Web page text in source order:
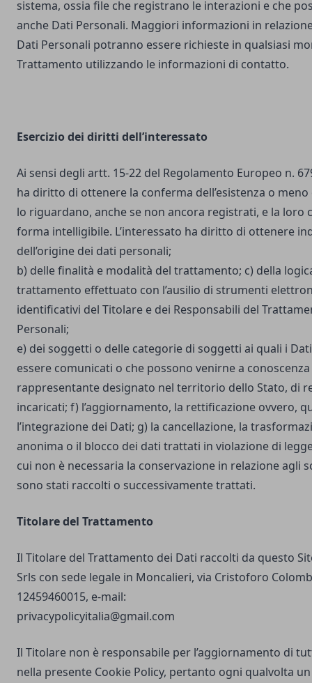
sistema, ossia file che registrano le interazioni e che
anche Dati Personali. Maggiori informazioni in
Dati Personali potranno essere richieste in qualsiasi
Trattamento utilizzando le informazioni di contatto.
Esercizio dei diritti dell’interessato
Ai sensi degli artt. 15-22 del Regolamento Europeo n.
ha diritto di ottenere la conferma dell’esistenza o
lo riguardano, anche se non ancora registrati, e la loro
forma intelligibile. L’interessato ha diritto di ottenere
dell’origine dei dati personali;
b) delle finalità e modalità del trattamento; c) della
trattamento effettuato con l’ausilio di strumenti
identificativi del Titolare e dei Responsabili del
Personali;
e) dei soggetti o delle categorie di soggetti ai quali i
essere comunicati o che possono venirne a
rappresentante designato nel territorio dello Stato, di
incaricati; f) l’aggiornamento, la rettificazione ovvero,
l’integrazione dei Dati; g) la cancellazione, la
anonima o il blocco dei dati trattati in violazione di
cui non è necessaria la conservazione in relazione agli
sono stati raccolti o successivamente trattati.
Titolare del Trattamento
Il Titolare del Trattamento dei Dati raccolti da questo
Srls con sede legale in Moncalieri, via Cristoforo
12459460015, e-mail:
privacypolicyitalia@gmail.com
Il Titolare non è responsabile per l’aggiornamento di
nella presente Cookie Policy, pertanto ogni qualvolta